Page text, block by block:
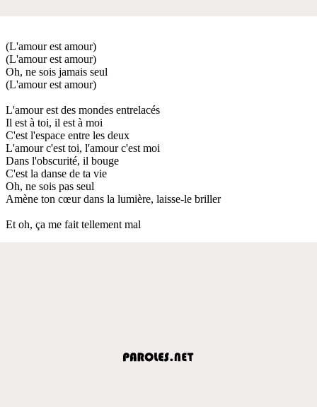
(L'amour est amour)
(L'amour est amour)
Oh, ne sois jamais seul
(L'amour est amour)
L'amour est des mondes entrelacés
Il est à toi, il est à moi
C'est l'espace entre les deux
L'amour c'est toi, l'amour c'est moi
Dans l'obscurité, il bouge
C'est la danse de ta vie
Oh, ne sois pas seul
Amène ton cœur dans la lumière, laisse-le briller
Et oh, ça me fait tellement mal